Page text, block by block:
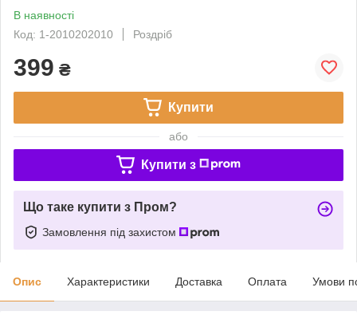
В наявності
Код: 1-2010202010
Роздріб
399 ₴
Купити
або
Купити з
Що таке купити з Пром?
Замовлення під захистом
Опис Характеристики Доставка Оплата Умови